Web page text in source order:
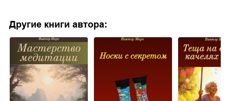
Другие книги автора: